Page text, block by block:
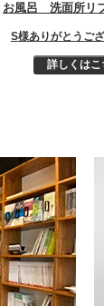
お風呂 洗面所リ
S様ありがとうご
詳しくはこ